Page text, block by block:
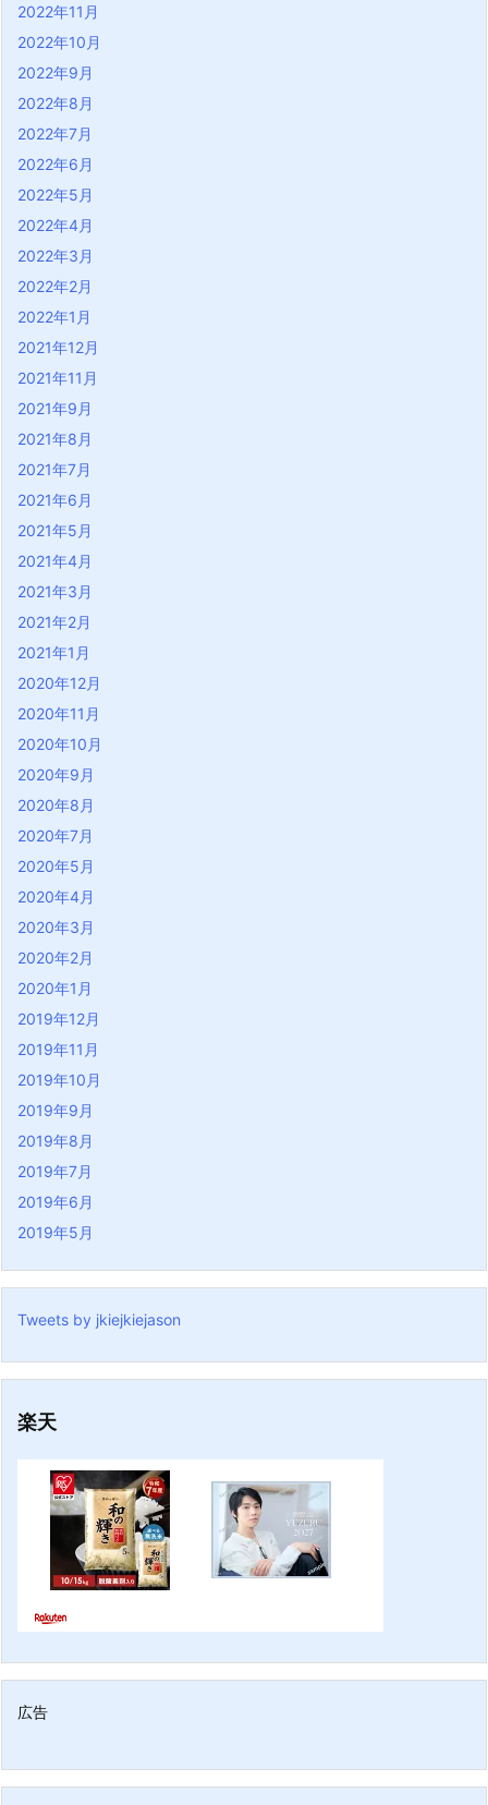
2022年11月
2022年10月
2022年9月
2022年8月
2022年7月
2022年6月
2022年5月
2022年4月
2022年3月
2022年2月
2022年1月
2021年12月
2021年11月
2021年9月
2021年8月
2021年7月
2021年6月
2021年5月
2021年4月
2021年3月
2021年2月
2021年1月
2020年12月
2020年11月
2020年10月
2020年9月
2020年8月
2020年7月
2020年5月
2020年4月
2020年3月
2020年2月
2020年1月
2019年12月
2019年11月
2019年10月
2019年9月
2019年8月
2019年7月
2019年6月
2019年5月
Tweets by jkiejkiejason
楽天
広告